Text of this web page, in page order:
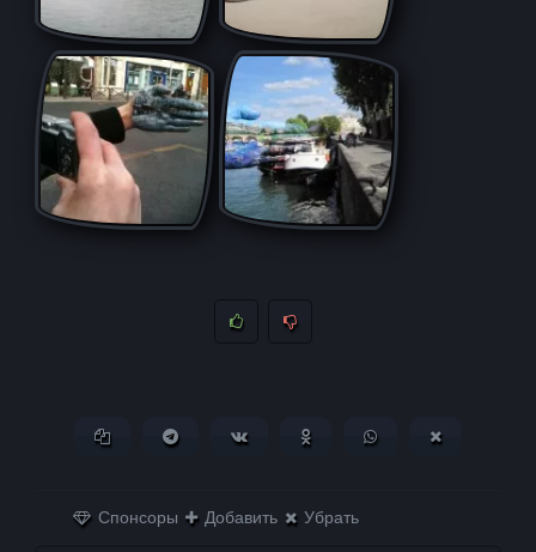
Копировать ссылкуПоделиться в Telegram
Поделиться ВКонтактеПоделиться в
Поделиться в
Спонсоры Добавить Убрать